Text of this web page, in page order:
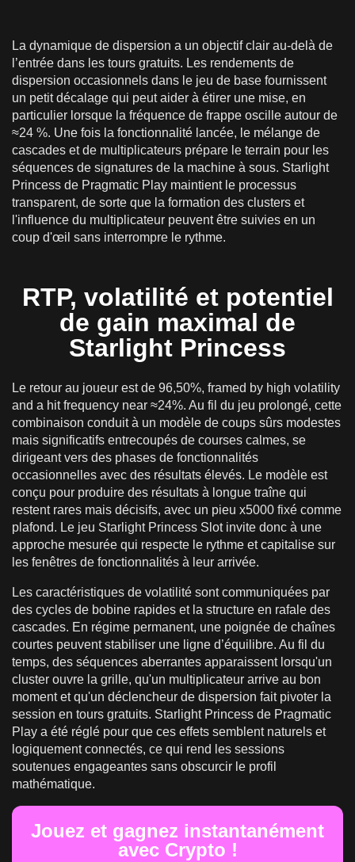
La dynamique de dispersion a un objectif clair au-delà de
l’entrée dans les tours gratuits. Les rendements de
dispersion occasionnels dans le jeu de base fournissent
un petit décalage qui peut aider à étirer une mise, en
particulier lorsque la fréquence de frappe oscille autour de
≈24 %. Une fois la fonctionnalité lancée, le mélange de
cascades et de multiplicateurs prépare le terrain pour les
séquences de signatures de la machine à sous. Starlight
Princess de Pragmatic Play maintient le processus
transparent, de sorte que la formation des clusters et
l'influence du multiplicateur peuvent être suivies en un
coup d'œil sans interrompre le rythme.
RTP, volatilité et potentiel
de gain maximal de
Starlight Princess
Le retour au joueur est de 96,50%, framed by high volatility
and a hit frequency near ≈24%. Au fil du jeu prolongé, cette
combinaison conduit à un modèle de coups sûrs modestes
mais significatifs entrecoupés de courses calmes, se
dirigeant vers des phases de fonctionnalités
occasionnelles avec des résultats élevés. Le modèle est
conçu pour produire des résultats à longue traîne qui
restent rares mais décisifs, avec un pieu x5000 fixé comme
plafond. Le jeu Starlight Princess Slot invite donc à une
approche mesurée qui respecte le rythme et capitalise sur
les fenêtres de fonctionnalités à leur arrivée.
Les caractéristiques de volatilité sont communiquées par
des cycles de bobine rapides et la structure en rafale des
cascades. En régime permanent, une poignée de chaînes
courtes peuvent stabiliser une ligne d’équilibre. Au fil du
temps, des séquences aberrantes apparaissent lorsqu'un
cluster ouvre la grille, qu'un multiplicateur arrive au bon
moment et qu'un déclencheur de dispersion fait pivoter la
session en tours gratuits. Starlight Princess de Pragmatic
Play a été réglé pour que ces effets semblent naturels et
logiquement connectés, ce qui rend les sessions
soutenues engageantes sans obscurcir le profil
mathématique.
Jouez et gagnez instantanément
avec Crypto !